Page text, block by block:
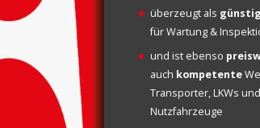
überzeugt als
für Wartung &
und ist ebenso
auch kompetente
Transporter, LKWs
Nutzfahrzeuge